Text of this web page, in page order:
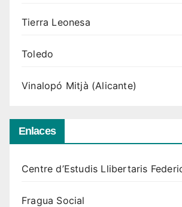
Tierra Leonesa
Toledo
Vinalopó Mitjà (Alicante)
Enlaces
Centre d’Estudis Llibertaris
Fragua Social